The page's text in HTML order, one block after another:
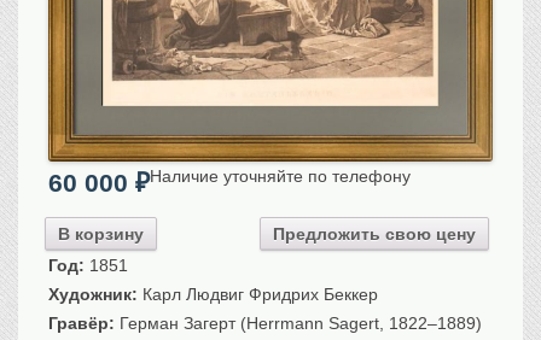
Исторические карты
Виды городов
Санкт-Петербург
Российская империя
Севастополь, Крым
История моды. Униформа
60 000 ₽
В корзину Предложить свою цену
Наличие уточняйте по телефону
Год: 1851
Художник: Карл Людвиг Фридрих Беккер
Гравёр: Герман Загерт (Herrmann Sagert, 1822–1889)